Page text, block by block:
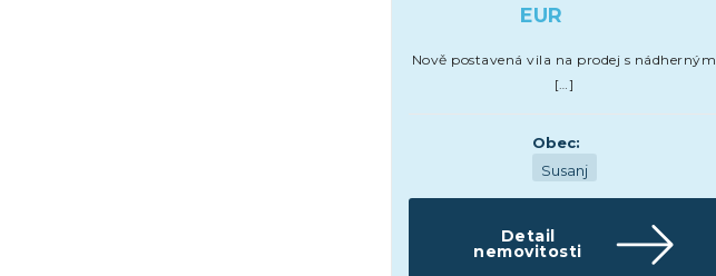
EUR
Nově postavená vila na prodej s nádherným
[…]
Obec:
Susanj
Detail
nemovitosti